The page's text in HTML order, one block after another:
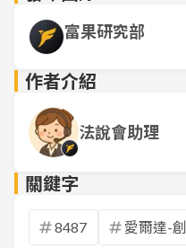
富果研究部
作者介紹
法說會助理
關鍵字
8487 愛爾達-創